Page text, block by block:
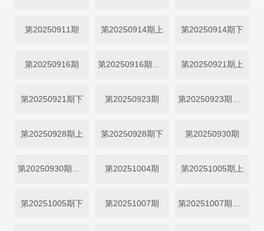
第20250911期 第20250914期上 第20250914期下
第20250916期 第20250921期上
第20250921期下 第20250923期
第20250928期上 第20250928期下 第20250930期
第20251004期 第20251005期上
第20251005期下 第20251007期